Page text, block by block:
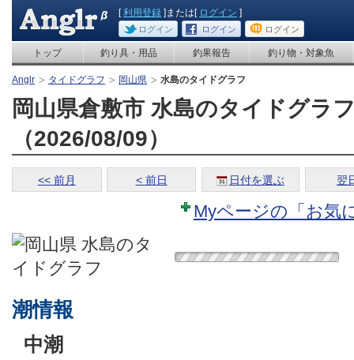
[利用登録 ]または[ ログイン ]
ログイン ログイン ログイン
トップ 釣り具・用品 釣果報告 釣り物・対象魚
Anglr タイドグラフ 岡山県 水島のタイドグラフ
岡山県倉敷市 水島のタイドグラ
（2026/08/09）
<< 前月 < 前日 日付を選ぶ 翌
Myページの「お気
潮情報
中潮